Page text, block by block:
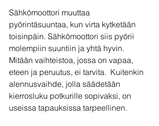
Sähkömoottori muuttaa
pyörintäsuuntaa, kun virta kytketään
toisinpäin. Sähkömoottori siis pyörii
molempiin suuntiin ja yhtä hyvin.
Mitään vaihteistoa, jossa on vapaa,
eteen ja peruutus, ei tarvita.  Kuitenkin
alennusvaihde, jolla säädetään
kierrosluku potkurille sopivaksi, on
useissa tapauksissa tarpeellinen.